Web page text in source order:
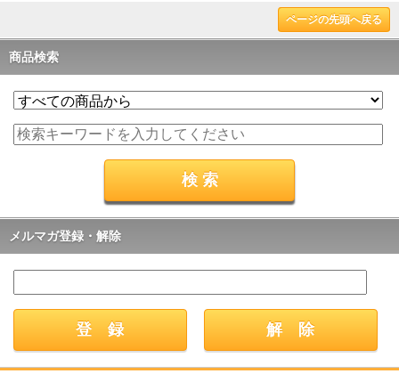
ページの先頭へ戻る
商品検索
メルマガ登録・解除